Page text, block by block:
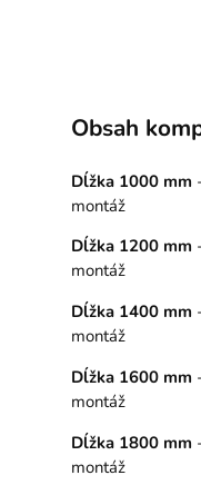
Obsah
Dĺžka 1000 mm
montáž
Dĺžka 1200 mm
montáž
Dĺžka 1400 mm
montáž
Dĺžka 1600 mm
montáž
Dĺžka 1800 mm
montáž